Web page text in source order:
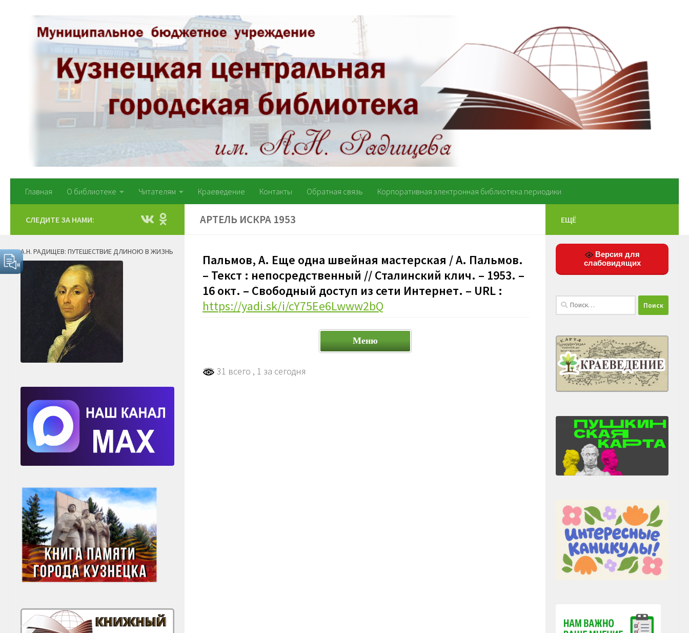
Перейти к содержимому
Главная О библиотеке Читателям Краеведение Контакты Обратная связь Корпоративная электронная библиотека периодики
АРТЕЛЬ ИСКРА 1953
Пальмов, А. Еще одна швейная мастерская / А. Пальмов.
– Текст : непосредственный // Сталинский клич. – 1953. –
16 окт. – Свободный доступ из сети Интернет. – URL :
https://yadi.sk/i/cY75Ee6Lwww2bQ
Меню
31 всего , 1 за сегодня
СЛЕДИТЕ ЗА НАМИ:
А.Н. РАДИЩЕВ: ПУТЕШЕСТВИЕ ДЛИНОЮ В ЖИЗНЬ
ЕЩЁ
Версия для
слабовидящих
Найти: